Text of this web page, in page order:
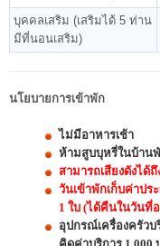
บุคคลเสริม (เสริมได้ 5 ท่าน
มีที่นอนเสริม)
นโยบายการเข้าพัก
ไม่มีอาหารเช้า
ห้ามสูบบุหรี่ในบ้าน
สามารถเสียงดังได้ถึ
วันเข้าพักเก็บค่าป
1 ใบ (ได้คืนในวันที่
อุปกรณ์เครื่องครัวบ